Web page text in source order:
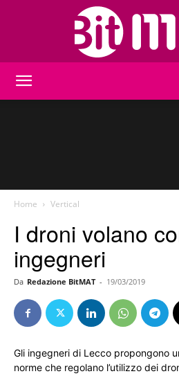
Home Vertical
I droni volano
ingegneri
Da Redazione BitMAT - 19/03/2019
Gli ingegneri di Lecco propongono
norme che regolano l’utilizzo dei